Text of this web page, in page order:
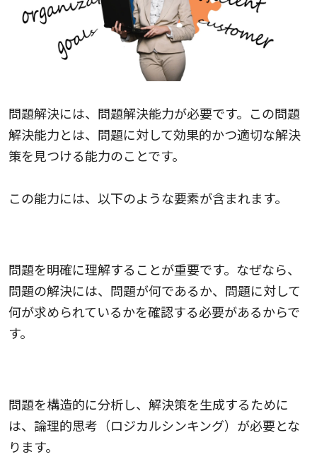
問題解決には、問題解決能力が必要です。この問題
解決能力とは、問題に対して効果的かつ適切な解決
策を見つける能力のことです。
この能力には、以下のような要素が含まれます。
問題を明確に理解することが重要です。なぜなら、
問題の解決には、問題が何であるか、問題に対して
何が求められているかを確認する必要があるからで
す。
問題を構造的に分析し、解決策を生成するために
は、論理的思考（ロジカルシンキング）が必要とな
ります。